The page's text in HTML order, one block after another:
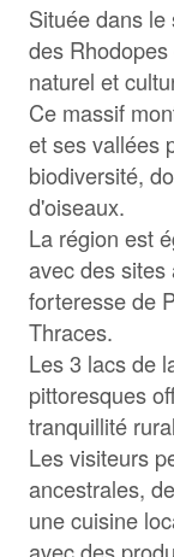
Située dans
des
naturel et
Ce massif
et ses vallées
biodiversité,
d'oiseaux.
La région est
avec des
forteresse de
Thraces.
Les 3 lacs de
pittoresques
tranquillité
Les visiteurs
ancestrales,
une cuisine
avec des